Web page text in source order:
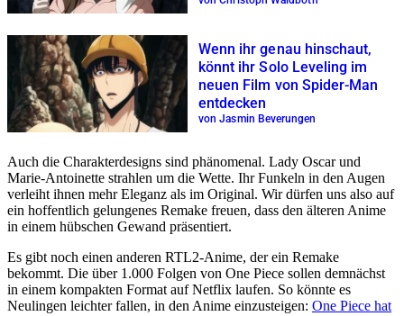
Wenn ihr genau hinschaut,
könnt ihr Solo Leveling im
neuen Film von Spider-Man
entdecken
von Jasmin Beverungen
Auch die Charakterdesigns sind phänomenal. Lady Oscar und
Marie-Antoinette strahlen um die Wette. Ihr Funkeln in den Augen
verleiht ihnen mehr Eleganz als im Original. Wir dürfen uns also auf
ein hoffentlich gelungenes Remake freuen, dass den älteren Anime
in einem hübschen Gewand präsentiert.
Es gibt noch einen anderen RTL2-Anime, der ein Remake
bekommt. Die über 1.000 Folgen von One Piece sollen demnächst
in einem kompakten Format auf Netflix laufen. So könnte es
Neulingen leichter fallen, in den Anime einzusteigen: One Piece hat